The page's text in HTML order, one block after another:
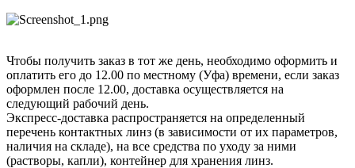
Чтобы получить заказ в тот же день, необходимо оформить и
оплатить его до 12.00 по местному (Уфа) времени, если заказ
оформлен после 12.00, доставка осуществляется на
следующий рабочий день.
Экспресс-доставка распространяется на определенный
перечень контактных линз (в зависимости от их параметров,
наличия на складе), на все средства по уходу за ними
(растворы, капли), контейнер для хранения линз.